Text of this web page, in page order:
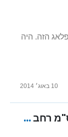
הזה. היה
10 באוג׳ 2014
דילדו יפייפה באורך 30 ס"מ רחב במיוחד - 5.5 ס"מ רוחב "Finian"